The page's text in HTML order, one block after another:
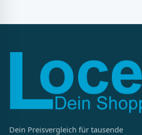
Dein Preisvergleich für tausende